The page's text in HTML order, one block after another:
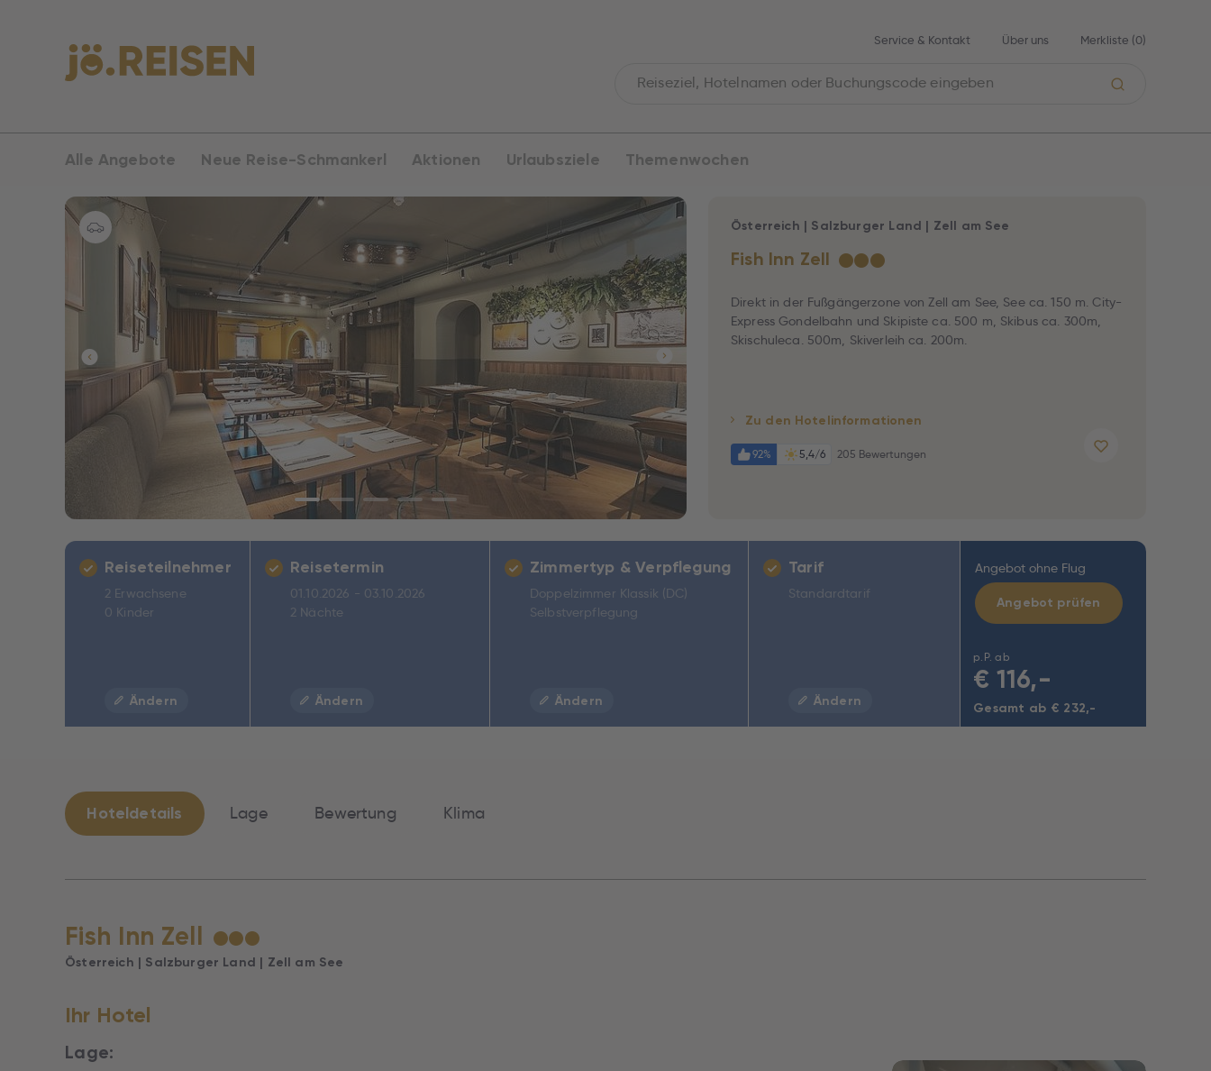
Service & Kontakt Über uns Merkliste (0)
Alle Angebote Neue Reise-Schmankerl Aktionen Urlaubsziele Themenwochen
Fish Inn Zell ★★★
Österreich | Salzburger Land | Zell am See
Direkt in der Fußgängerzone von Zell am See, See ca. 150 m. City-
Express Gondelbahn und Skipiste ca. 500 m, Skibus ca. 300m,
Skischuleca. 500m, Skiverleih ca. 200m.
Zu den Hotelinformationen
92% 5,4/6 205 Bewertungen
Angebot ohne Flug
p.P. ab
€ 116,-
Gesamt ab € 232,-
Angebot prüfen
Reiseteilnehmer
2 Erwachsene
0 Kinder
Ändern
Reisetermin
01.10.2026 - 03.10.2026
2 Nächte
Ändern
Zimmertyp & Verpflegung
Doppelzimmer Klassik (DC)
Selbstverpflegung
Ändern
Tarif
Standardtarif
Ändern
Hoteldetails Lage Bewertung Klima
Fish Inn Zell ★★★
Österreich | Salzburger Land | Zell am See
Ihr Hotel
Lage: